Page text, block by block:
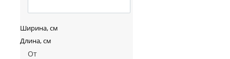
Ширина, см
Длина, см
От